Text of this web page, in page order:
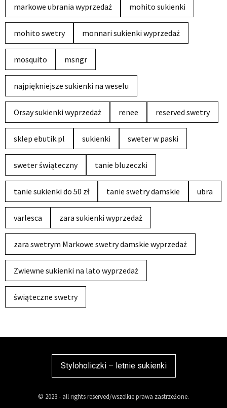
markowe ubrania wyprzedaż mohito sukienki
mohito swetry monnari sukienki wyprzedaż
mosquito msngr
najpiękniejsze sukienki na weselu
Orsay sukienki wyprzedaż renee reserved swetry
sklep ebutik.pl sukienki sweter w paski
sweter świąteczny tanie bluzeczki
tanie sukienki do 50 zł tanie swetry damskie ubra
varlesca zara sukienki wyprzedaż
zara swetrym Markowe swetry damskie wyprzedaż
Zwiewne sukienki na lato wyprzedaż
świąteczne swetry
Styloholiczki – letnie sukienki
© 2023 - all rights reserved/wszelkie prawa zastrzeżone.